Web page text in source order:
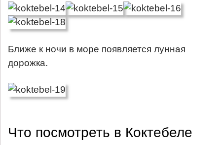
Ближе к ночи в море появляется лунная
дорожка.
Что посмотреть в Коктебеле